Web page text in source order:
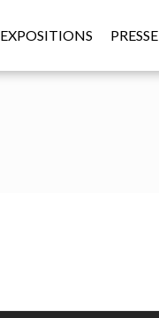
EXPOSITIONS PRESSE